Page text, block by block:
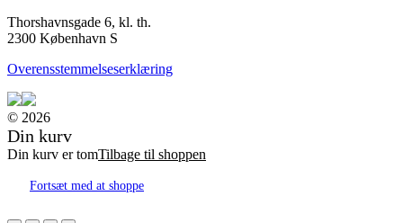
Thorshavnsgade 6, kl. th.
2300 København S
Overensstemmelseserklæring
© 2026
Din kurv
Din kurv er tomTilbage til shoppen
Fortsæt med at shoppe